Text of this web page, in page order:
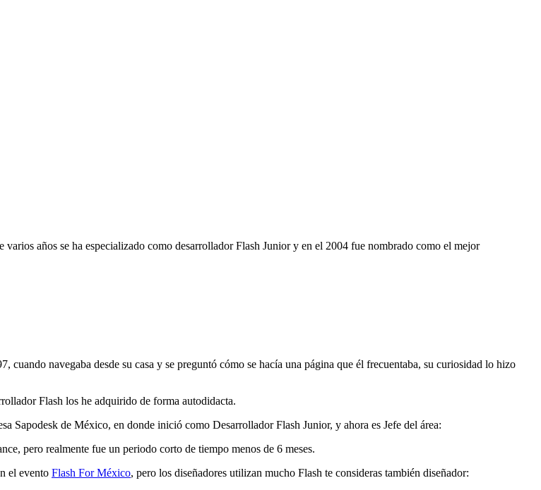
años se ha especializado como desarrollador Flash Junior y en el 2004 fue nombrado como el mejor
navegaba desde su casa y se preguntó cómo se hacía una página que él frecuentaba, su curiosidad lo hizo
Flash los he adquirido de forma autodidacta.
Sapodesk de México, en donde inició como Desarrollador Flash Junior, y ahora es Jefe del área:
pero realmente fue un periodo corto de tiempo menos de 6 meses.
el evento Flash For México, pero los diseñadores utilizan mucho Flash te consideras también diseñador: